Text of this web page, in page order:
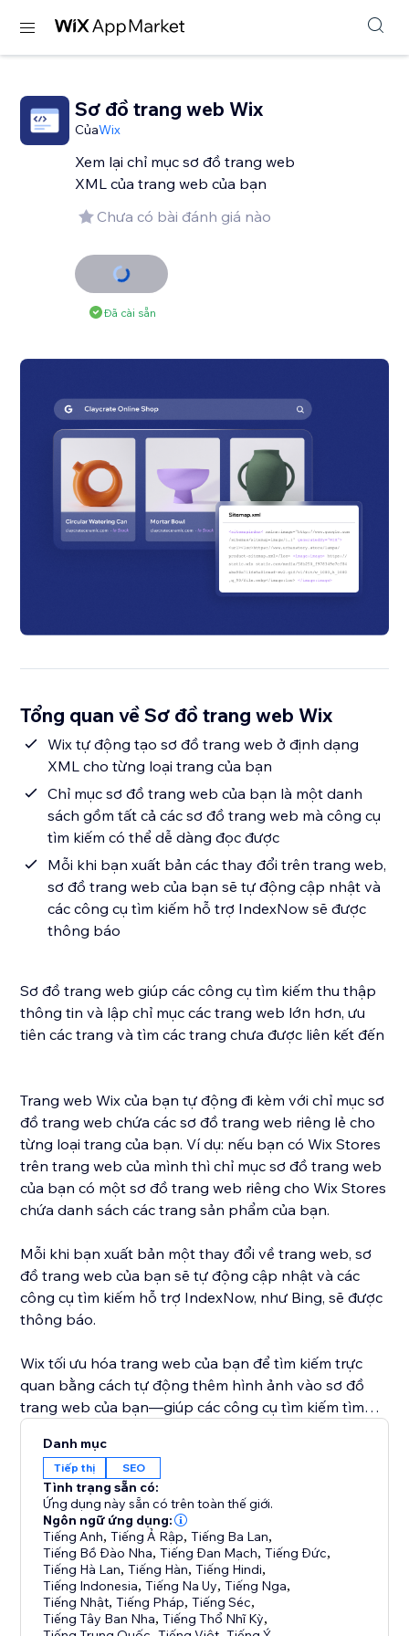
Sơ đồ trang web Wix
CủaWix
Xem lại chỉ mục sơ đồ trang web
XML của trang web của bạn
Chưa có bài đánh giá nào
Đã cài sẵn
Tổng quan về Sơ đồ trang web Wix
Wix tự động tạo sơ đồ trang web ở định dạng
XML cho từng loại trang của bạn
Chỉ mục sơ đồ trang web của bạn là một danh
sách gồm tất cả các sơ đồ trang web mà công cụ
tìm kiếm có thể dễ dàng đọc được
Mỗi khi bạn xuất bản các thay đổi trên trang web,
sơ đồ trang web của bạn sẽ tự động cập nhật và
các công cụ tìm kiếm hỗ trợ IndexNow sẽ được
thông báo
Sơ đồ trang web giúp các công cụ tìm kiếm thu thập
thông tin và lập chỉ mục các trang web lớn hơn, ưu
tiên các trang và tìm các trang chưa được liên kết đến.
Trang web Wix của bạn tự động đi kèm với chỉ mục sơ
đồ trang web chứa các sơ đồ trang web riêng lẻ cho
từng loại trang của bạn. Ví dụ: nếu bạn có Wix Stores
trên trang web của mình thì chỉ mục sơ đồ trang web
của bạn có một sơ đồ trang web riêng cho Wix Stores
chứa danh sách các trang sản phẩm của bạn.
Mỗi khi bạn xuất bản một thay đổi về trang web, sơ
đồ trang web của bạn sẽ tự động cập nhật và các
công cụ tìm kiếm hỗ trợ IndexNow, như Bing, sẽ được
thông báo.
Wix tối ưu hóa trang web của bạn để tìm kiếm trực
quan bằng cách tự động thêm hình ảnh vào sơ đồ
trang web của bạn—giúp các công cụ tìm kiếm tìm
Danh mục
Tiếp thị SEO
Tình trạng sẵn có:
Ứng dụng này sẵn có trên toàn thế giới.
Ngôn ngữ ứng dụng:
Tiếng Anh,Tiếng Ả Rập,Tiếng Ba Lan,
Tiếng Bồ Đào Nha,Tiếng Đan Mạch,Tiếng Đức,
Tiếng Hà Lan,Tiếng Hàn,Tiếng Hindi,
Tiếng Indonesia,Tiếng Na Uy,Tiếng Nga,
Tiếng Nhật,Tiếng Pháp,Tiếng Séc,
Tiếng Tây Ban Nha,Tiếng Thổ Nhĩ Kỳ,